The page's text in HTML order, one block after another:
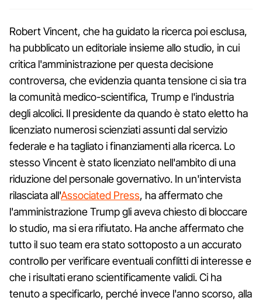
Robert Vincent, che ha guidato la ricerca poi esclusa,
ha pubblicato un editoriale insieme allo studio, in cui
critica l'amministrazione per questa decisione
controversa, che evidenzia quanta tensione ci sia tra
la comunità medico-scientifica, Trump e l'industria
degli alcolici. Il presidente da quando è stato eletto ha
licenziato numerosi scienziati assunti dal servizio
federale e ha tagliato i finanziamenti alla ricerca. Lo
stesso Vincent è stato licenziato nell'ambito di una
riduzione del personale governativo. In un'intervista
rilasciata all'Associated Press, ha affermato che
l'amministrazione Trump gli aveva chiesto di bloccare
lo studio, ma si era rifiutato. Ha anche affermato che
tutto il suo team era stato sottoposto a un accurato
controllo per verificare eventuali conflitti di interesse e
che i risultati erano scientificamente validi. Ci ha
tenuto a specificarlo, perché invece l'anno scorso, alla